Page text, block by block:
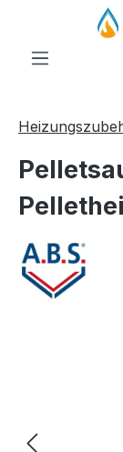
Zum
Bildergalerie